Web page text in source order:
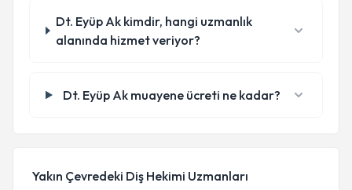
Dt. Eyüp Ak kimdir, hangi uzmanlık
alanında hizmet veriyor?
Dt. Eyüp Ak muayene ücreti ne kadar?
Yakın Çevredeki Diş Hekimi Uzmanları